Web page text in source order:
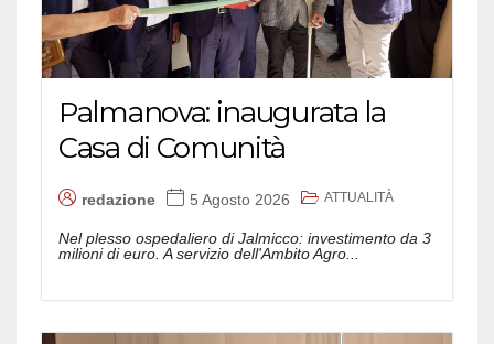
Palmanova: inaugurata la
Casa di Comunità
redazione 5 Agosto 2026 ATTUALITÀ
Nel plesso ospedaliero di Jalmicco: investimento da 3
milioni di euro. A servizio dell'Ambito Agro...